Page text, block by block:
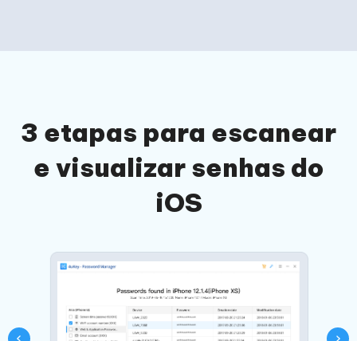
3 etapas para escanear
e visualizar senhas do
iOS